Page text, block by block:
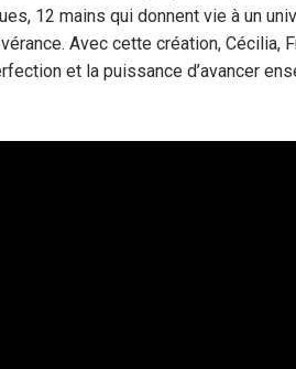
12 mains qui donnent vie à un
Avec cette création, Cécilia,
et la puissance d’avancer